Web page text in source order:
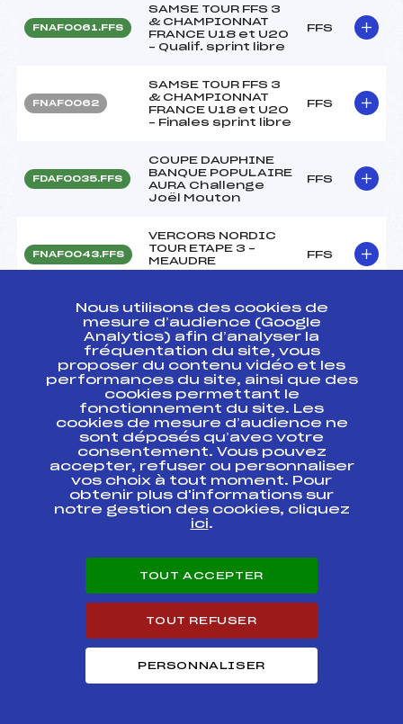
FNAF0061.FFS
SAMSE TOUR FFS 3
& CHAMPIONNAT
FRANCE U18 et U20
– Qualif. sprint libre
FFS
FNAF0062
SAMSE TOUR FFS 3
& CHAMPIONNAT
FRANCE U18 et U20
– Finales sprint libre
FFS
FDAF0035.FFS
COUPE DAUPHINE
BANQUE POPULAIRE
AURA Challenge
Joël Mouton
FFS
FNAF0043.FFS
VERCORS NORDIC
TOUR ETAPE 3 –
MEAUDRE
POURSUITE
FFS
VERCORS NORDIC
TOUR ETAPE 2
AUTRANS MASS
START
FFS
VERCORS NORDIC
TOUR SNT FFS2
FINALES
FNAF0031.FFS
VERCORS NORDIC
TOUR SNT FFS2
FFS
FDAF0015.FFS
GRAND PRIX DE
L'OISANS
FFS
FNAF0016 FFS
FNAF0015.FFS
Samse National
FFS
Samse National
Tour
Nous utilisons des cookies de
mesure d’audience (Google
Analytics) afin d’analyser la
fréquentation du site, vous
proposer du contenu vidéo et les
performances du site, ainsi que des
cookies permettant le
fonctionnement du site. Les
cookies de mesure d’audience ne
sont déposés qu’avec votre
consentement. Vous pouvez
accepter, refuser ou personnaliser
vos choix à tout moment. Pour
obtenir plus d'informations sur
notre gestion des cookies, cliquez
ici.
TOUT ACCEPTER
TOUT REFUSER
PERSONNALISER